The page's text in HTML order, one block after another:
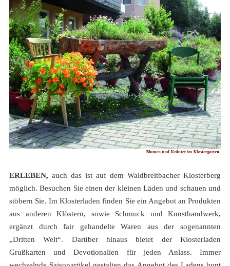
ERLEBEN, auch das ist auf dem Waldbreitbacher Klosterberg
möglich.Besuchen Sie einen der kleinen Läden und schauen und
stöbern Sie. Im Klosterladen finden Sie ein Angebot an Produkten
aus anderen Klöstern, sowie Schmuck und Kunsthandwerk,
ergänzt durch fair gehandelte Waren aus der sogenannten
„Dritten Welt“. Darüber hinaus bietet der Klosterladen
Grußkarten und Devotionalien für jeden Anlass. Immer